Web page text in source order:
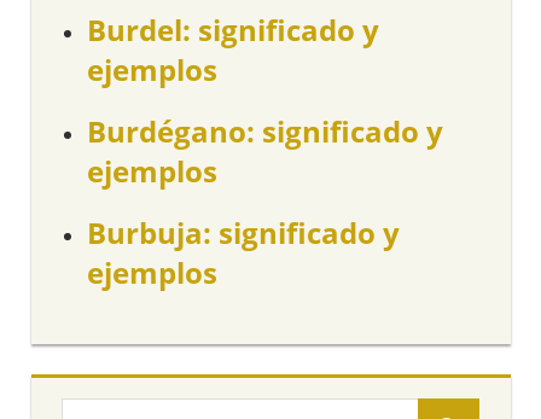
Burdel: significado y
ejemplos
Burdégano: significado y
ejemplos
Burbuja: significado y
ejemplos